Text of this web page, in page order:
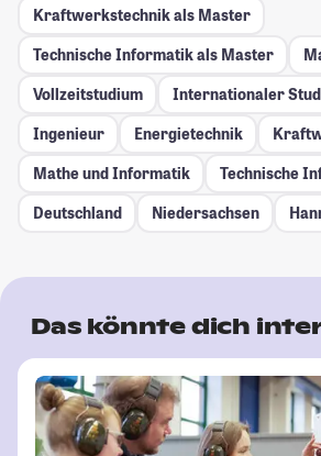
Kraftwerkstechnik als Master
Technische Informatik als Master
Vollzeitstudium
Internationaler
Ingenieur
Energietechnik
Mathe und Informatik
Technische
Deutschland
Niedersachsen
Das könnte dich